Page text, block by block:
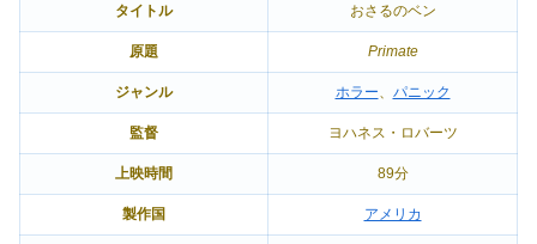
タイトル おさるのベン
原題 Primate
ジャンル ホラー、 パニック
監督 ヨハネス・ロバーツ
上映時間 89分
製作国 アメリカ